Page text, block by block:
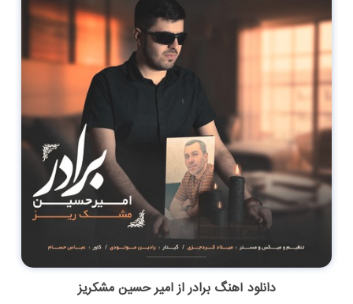
دانلود آهنگ برادر از امیر حسین مشکریز